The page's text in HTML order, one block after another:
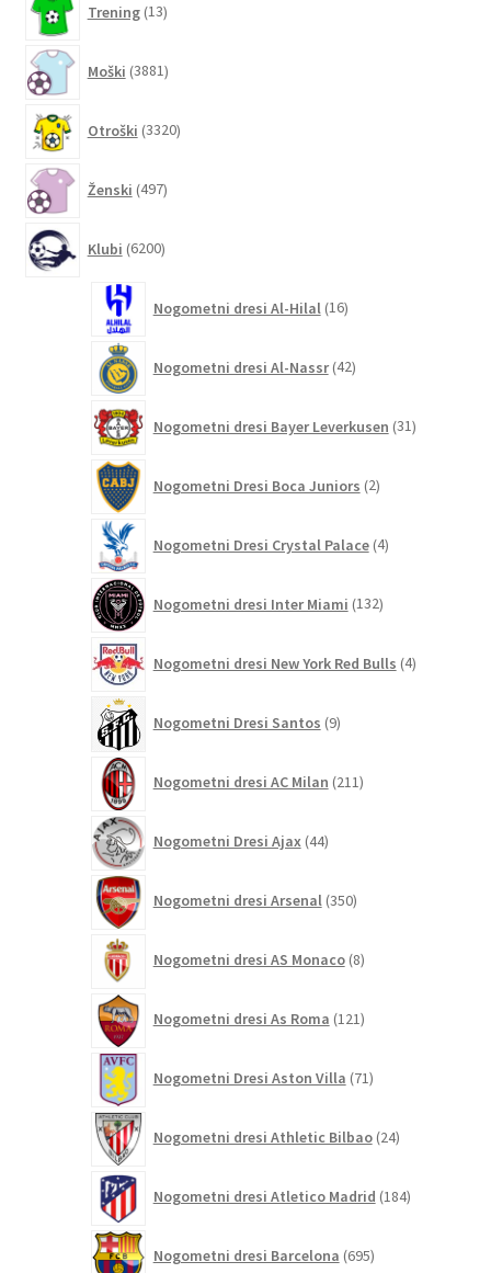
Trening 13izdelkov
Moški 3881izdelkov
Otroški 3320izdelkov
Ženski 497izdelkov
Klubi 6200izdelkov
Nogometni dresi Al-Hilal 16izdelkov
Nogometni dresi Al-Nassr 42izdelkov
Nogometni dresi Bayer Leverkusen 31izdelkov
Nogometni Dresi Boca Juniors 2izdelka
Nogometni Dresi Crystal Palace 4izdelki
Nogometni dresi Inter Miami 132izdelkov
Nogometni dresi New York Red Bulls 4izdelki
Nogometni Dresi Santos 9izdelkov
Nogometni dresi AC Milan 211izdelkov
Nogometni Dresi Ajax 44izdelkov
Nogometni dresi Arsenal 350izdelkov
Nogometni dresi AS Monaco 8izdelkov
Nogometni dresi As Roma 121izdelkov
Nogometni Dresi Aston Villa 71izdelkov
Nogometni dresi Athletic Bilbao 24izdelkov
Nogometni dresi Atletico Madrid 184izdelkov
Nogometni dresi Barcelona 695izdelkov